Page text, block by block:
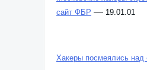
Московские хакеры
Хакеры посмеялись над